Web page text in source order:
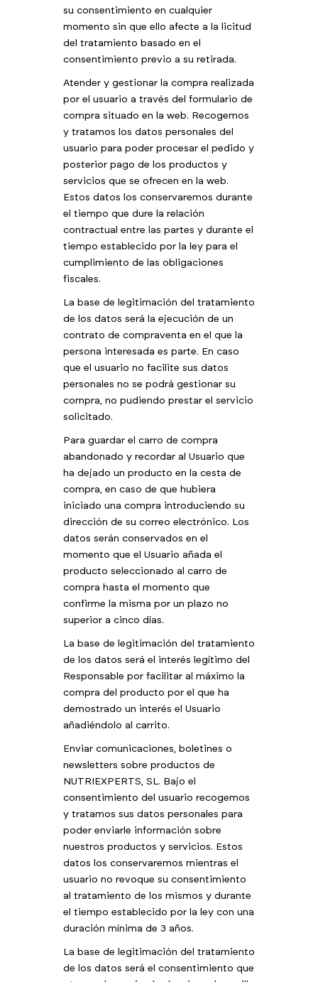
su consentimiento en cualquier
momento sin que ello afecte a la licitud
del tratamiento basado en el
consentimiento previo a su retirada.
Atender y gestionar la compra realizada
por el usuario a través del formulario de
compra situado en la web. Recogemos
y tratamos los datos personales del
usuario para poder procesar el pedido y
posterior pago de los productos y
servicios que se ofrecen en la web.
Estos datos los conservaremos durante
el tiempo que dure la relación
contractual entre las partes y durante el
tiempo establecido por la ley para el
cumplimiento de las obligaciones
fiscales.
La base de legitimación del tratamiento
de los datos será la ejecución de un
contrato de compraventa en el que la
persona interesada es parte. En caso
que el usuario no facilite sus datos
personales no se podrá gestionar su
compra, no pudiendo prestar el servicio
solicitado.
Para guardar el carro de compra
abandonado y recordar al Usuario que
ha dejado un producto en la cesta de
compra, en caso de que hubiera
iniciado una compra introduciendo su
dirección de su correo electrónico. Los
datos serán conservados en el
momento que el Usuario añada el
producto seleccionado al carro de
compra hasta el momento que
confirme la misma por un plazo no
superior a cinco días.
La base de legitimación del tratamiento
de los datos será el interés legítimo del
Responsable por facilitar al máximo la
compra del producto por el que ha
demostrado un interés el Usuario
añadiéndolo al carrito.
Enviar comunicaciones, boletines o
newsletters sobre productos de
NUTRIEXPERTS, SL. Bajo el
consentimiento del usuario recogemos
y tratamos sus datos personales para
poder enviarle información sobre
nuestros productos y servicios. Estos
datos los conservaremos mientras el
usuario no revoque su consentimiento
al tratamiento de los mismos y durante
el tiempo establecido por la ley con una
duración mínima de 3 años.
La base de legitimación del tratamiento
de los datos será el consentimiento que